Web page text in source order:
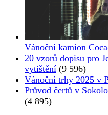
Vánoční kamion
20 vzorů dopisu pro
vytištění (9 596)
Vánoční trhy 2025 v
Průvod čertů v
(4 895)